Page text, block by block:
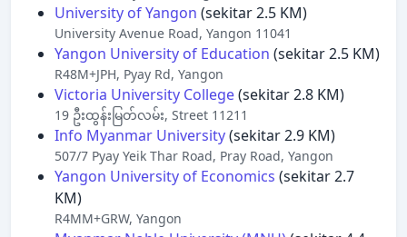
University of Yangon (sekitar 2.5 KM)
University Avenue Road, Yangon 11041
Yangon University of Education (sekitar 2.5 KM)
R48M+JPH, Pyay Rd, Yangon
Victoria University College(sekitar 2.8 KM)
19 ဦးထွန်းမြတ်လမ်း, Street 11211
Info Myanmar University(sekitar 2.9 KM)
507/7 Pyay Yeik Thar Road, Pray Road, Yangon
Yangon University of Economics (sekitar 2.7
KM)
R4MM+GRW, Yangon